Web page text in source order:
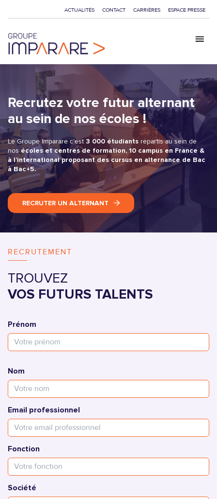
ACTUALITÉS CONTACT CARRIÈRES ESPACE PRESSE
GROUPE
ÉCOLES
FORMATIONS
BAC+2 - BTS
BAC+3 - BACHELOR
BAC+5 - MASTÈRE
BAC+5 - PROGRAMME GRANDE ÉCOLE
BAC+8 - DBA
CERTIFICATIONS
CAMPUS
PARTENAIRES
Recrutez votre futur alternant
au sein de nos écoles !
Le Groupe Imparare c’est 3 000 étudiants répartis au sein de
nosécoles et centres de formation,10 campus en France &
à l’international proposant des cursus en alternance de Bac
à Bac+5.
RECRUTER UN ALTERNANT
RECRUTEMENT
TROUVEZ
VOS FUTURS TALENTS
Prénom
Nom
Email professionnel
Fonction
Société